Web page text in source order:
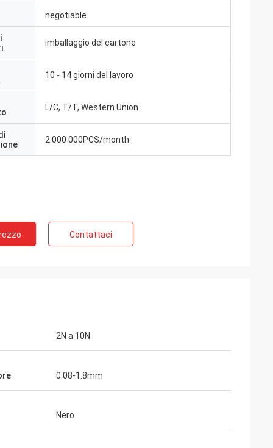
Russia
negotiable
imballaggio del cartone
10 - 14 giorni del lavoro
L/C, T/T, Western Union
2 000 000PCS/month
Contattaci
2N a 10N
0.08-1.8mm
Nero